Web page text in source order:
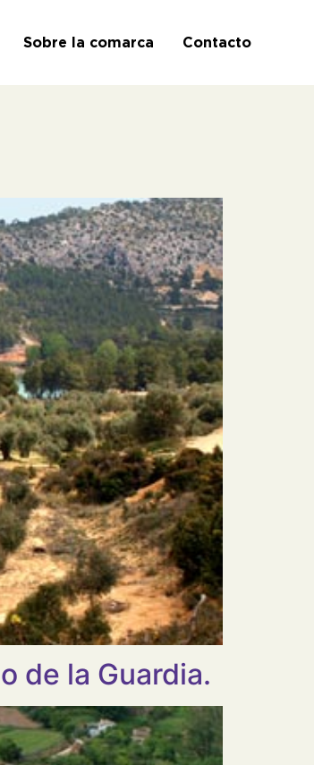
Sobre la comarca Contacto
de la Guardia.